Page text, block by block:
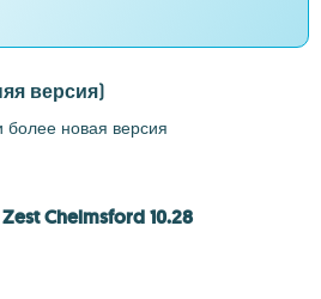
версия)
более новая версия
Chelmsford 10.28